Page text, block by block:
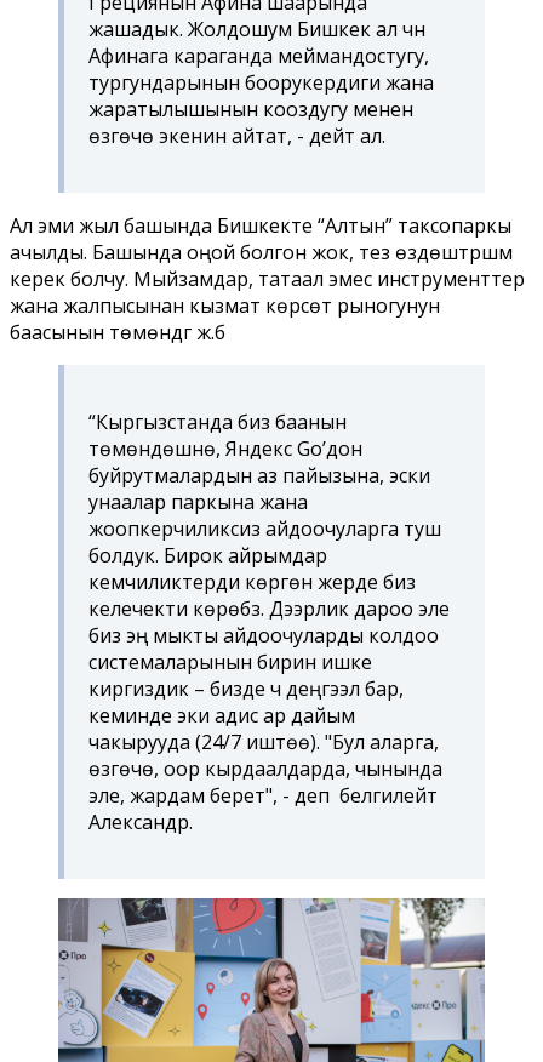
жашадык. Жолдошум Бишкек ал үчүн
Афинага караганда меймандостугу,
тургундарынын боорукердиги жана
жаратылышынын кооздугу менен
өзгөчө экенин айтат, - дейт ал.
Ал эми жыл башында Бишкекте “Алтын” таксопаркы
ачылды. Башында оңой болгон жок, тез өздөштүрүшүм
керек болчу. Мыйзамдар, татаал эмес инструменттер
жана жалпысынан кызмат көрсөтүү рыногунун
баасынын төмөндүгү ж.б
“Кыргызстанда биз баанын
төмөндөшүнө, Яндекс Go’дон
буйрутмалардын аз пайызына, эски
унаалар паркына жана
жоопкерчиликсиз айдоочуларга туш
болдук. Бирок айрымдар
кемчиликтерди көргөн жерде биз
келечекти көрөбүз. Дээрлик дароо эле
биз эң мыкты айдоочуларды колдоо
системаларынын бирин ишке
киргиздик – бизде үч деңгээл бар,
кеминде эки адис ар дайым
чакырууда (24/7 иштөө). "Бул аларга,
өзгөчө, оор кырдаалдарда, чынында
эле, жардам берет", - деп белгилейт
Александр.